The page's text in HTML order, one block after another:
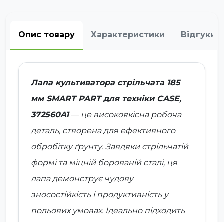
Опис товару Характеристики Відгуки
Лапа культиватора стрільчата 185
мм SMART PART для техніки CASE,
372560A1— це високоякісна робоча
деталь, створена для ефективного
обробітку ґрунту. Завдяки стрільчатій
формі та міцній борованій сталі, ця
лапа демонструє чудову
зносостійкість і продуктивність у
польових умовах. Ідеально підходить